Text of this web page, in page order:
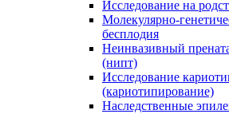
Исследование на
Молекулярно-
бесплодия
Неинвазивный
(нипт)
Исследование
(кариотипирование)
Наследственные